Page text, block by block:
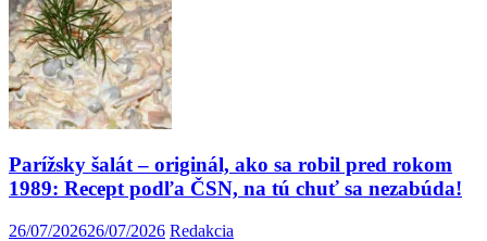
Parížsky šalát – originál, ako sa robil pred rokom
1989: Recept podľa ČSN, na tú chuť sa nezabúda!
26/07/202626/07/2026 Redakcia